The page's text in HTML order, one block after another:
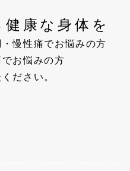
康な身体を
慢性痛でお悩みの方
お悩みの方
ださい。